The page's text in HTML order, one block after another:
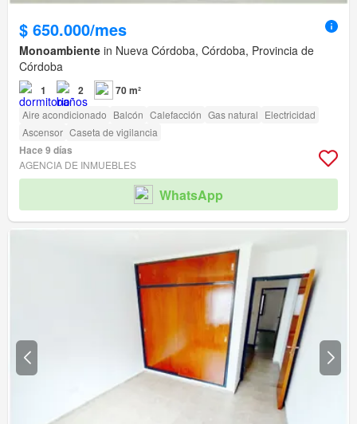
$ 650.000/mes
Monoambiente in Nueva Córdoba, Córdoba, Provincia de
Córdoba
1 2 70 m²
Aire acondicionado Balcón Calefacción Gas natural Electricidad
Ascensor Caseta de vigilancia
Hace 9 días
AGENCIA DE INMUEBLES
WhatsApp